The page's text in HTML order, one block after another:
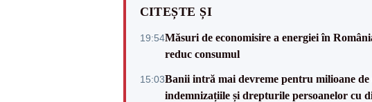
CITEȘTE ȘI
19:54Măsuri de economisire a energiei în
reduc consumul
15:03Banii intră mai devreme pentru milioane de
indemnizațiile și drepturile persoanelor cu